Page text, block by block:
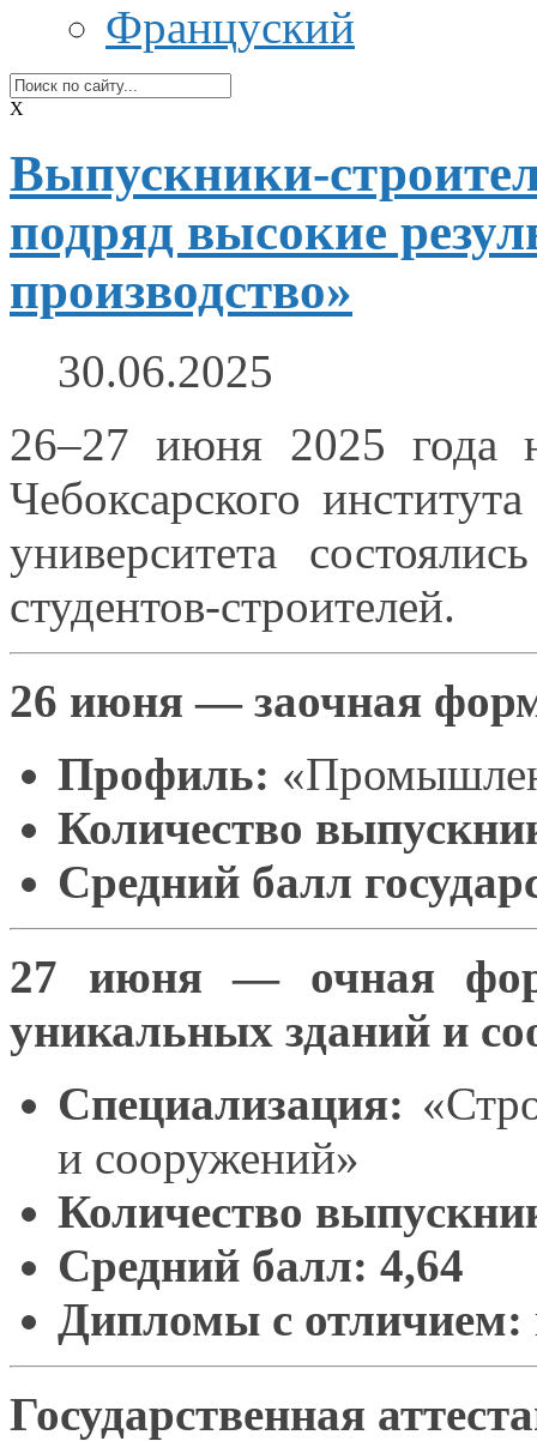
Француский
X
Выпускники-
подряд высокие
производство»
30.06.2025
26–27 июня 2025 года
Чебоксарского
университета
студентов-строителей.
26 июня — заочная
Профиль:
Количество
Средний балл
27 июня — очная
уникальных зданий и
Специализация:
и сооружений»
Количество
Средний балл: 4,64
Дипломы с отличием:
Государственная